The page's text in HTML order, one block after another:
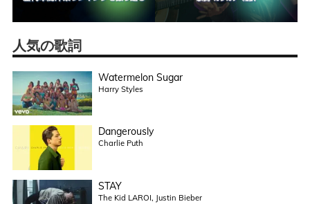
人気の歌詞
Watermelon Sugar
Harry Styles
Dangerously
Charlie Puth
STAY
The Kid LAROI, Justin Bieber